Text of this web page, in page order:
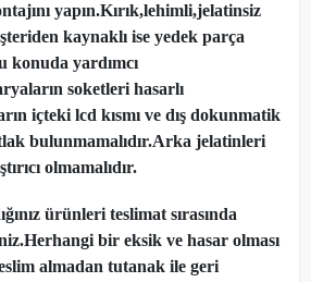
yapın.Kırık,lehimli,jelatinsiz
kaynaklı ise yedek parça
konuda yardımcı
soketleri hasarlı
içteki lcd kısmı ve dış dokunmatik
bulunmamalıdır.Arka jelatinleri
olmamalıdır.
ürünleri teslimat sırasında
bir eksik ve hasar olması
almadan tutanak ile geri